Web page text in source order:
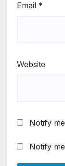
Email *
Website
Notify
Notify